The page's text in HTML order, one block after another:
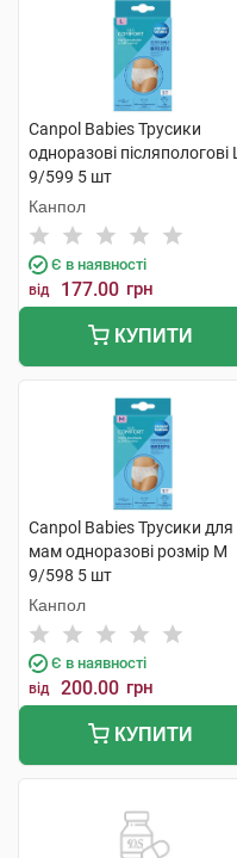
Canpol Babies Трусики
одноразові післяпологові L
9/599 5 шт
Канпол
Є в наявності
від 177.00 грн
КУПИТИ
Canpol Babies Трусики для
мам одноразові розмір M
9/598 5 шт
Канпол
Є в наявності
від 200.00 грн
КУПИТИ